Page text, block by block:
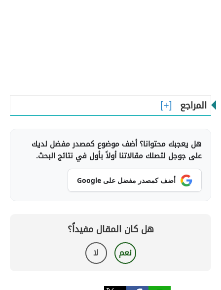
المراجع
هل يعجبك محتوانا؟ أضف موضوع كمصدر مفضل لديك
على جوجل لتصلك مقالاتنا أولاً بأول في نتائج البحث.
أضف كمصدر مفضل على Google
هل كان المقال مفيداً؟
نعم لا